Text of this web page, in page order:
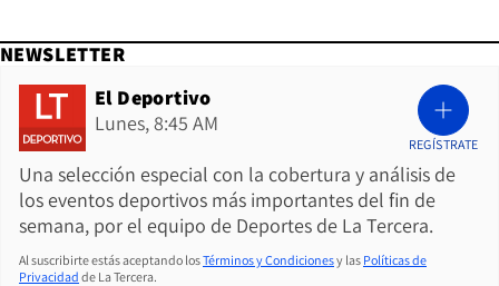
NEWSLETTER
El Deportivo
Lunes, 8:45 AM
Una selección especial con la cobertura y análisis de
los eventos deportivos más importantes del fin de
semana, por el equipo de Deportes de La Tercera.
REGÍSTRATE
Al suscribirte estás aceptando losTérminos y Condicionesy las Políticas de
Privacidad de La Tercera.